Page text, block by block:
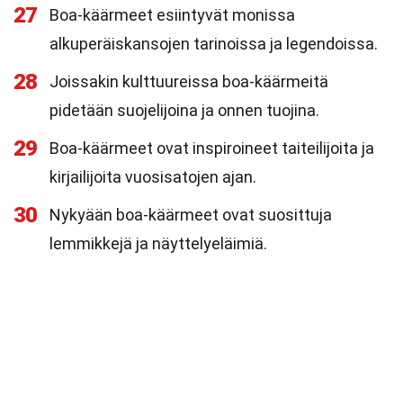
27
Boa-käärmeet esiintyvät monissa
alkuperäiskansojen tarinoissa ja legendoissa.
28
Joissakin kulttuureissa boa-käärmeitä
pidetään suojelijoina ja onnen tuojina.
29
Boa-käärmeet ovat inspiroineet taiteilijoita ja
kirjailijoita vuosisatojen ajan.
30
Nykyään boa-käärmeet ovat suosittuja
lemmikkejä ja näyttelyeläimiä.